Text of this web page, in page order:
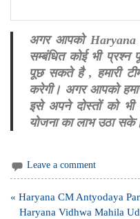
अगर आपको
सम्बंधित कोई भी
पूछ सकते है , हमारी
करेगी। अगर आपको
इसे अपने दोस्तों को
योजना का लाभ उठा
Leave a comment
Post
navigation
« Haryana CM Antyodaya
Haryana Vidhwa Mahila